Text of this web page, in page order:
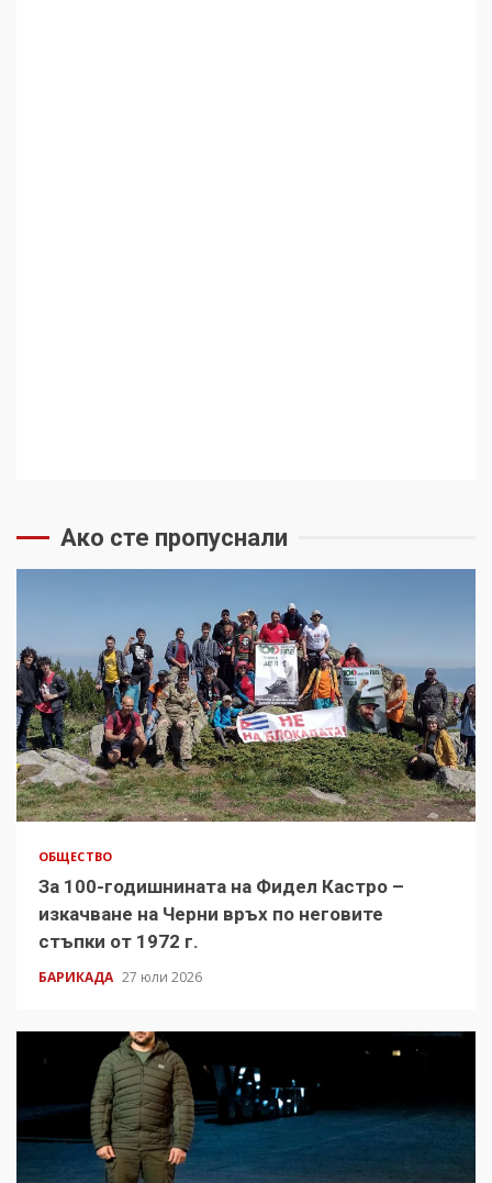
Ако сте пропуснали
ОБЩЕСТВО
За 100-годишнината на Фидел Кастро –
изкачване на Черни връх по неговите
стъпки от 1972 г.
БАРИКАДА 27 юли 2026